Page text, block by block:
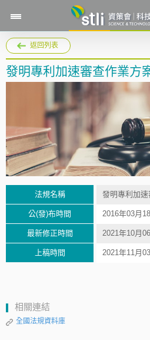
返回列表
發明專利加速審查作業方
法規名稱 發明專利加
公(發)布時間 2016年03月
最新修正時間 2021年10月
上稿時間 2021年11月
相關連結
全國法規資料庫